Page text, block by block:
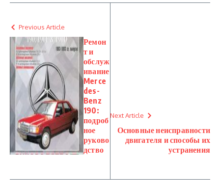
Previous Article
Ремон
т и
обслуж
ивание
Merce
des-
Benz
190:
подроб
ное
руково
дство
Next Article
Основные неисправности
двигателя и способы их
устранения